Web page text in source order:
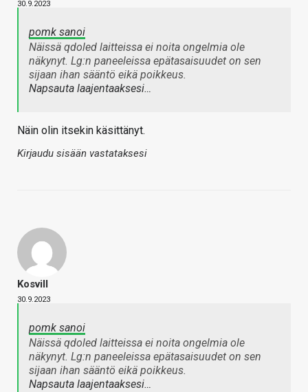
30.9.2023
pomk sanoi
Näissä qdoled laitteissa ei noita ongelmia ole
näkynyt. Lg:n paneeleissa epätasaisuudet on sen
sijaan ihan sääntö eikä poikkeus.
Napsauta laajentaaksesi…
Näin olin itsekin käsittänyt.
Kirjaudu sisään vastataksesi
Kosvill
30.9.2023
pomk sanoi
Näissä qdoled laitteissa ei noita ongelmia ole
näkynyt. Lg:n paneeleissa epätasaisuudet on sen
sijaan ihan sääntö eikä poikkeus.
Napsauta laajentaaksesi…